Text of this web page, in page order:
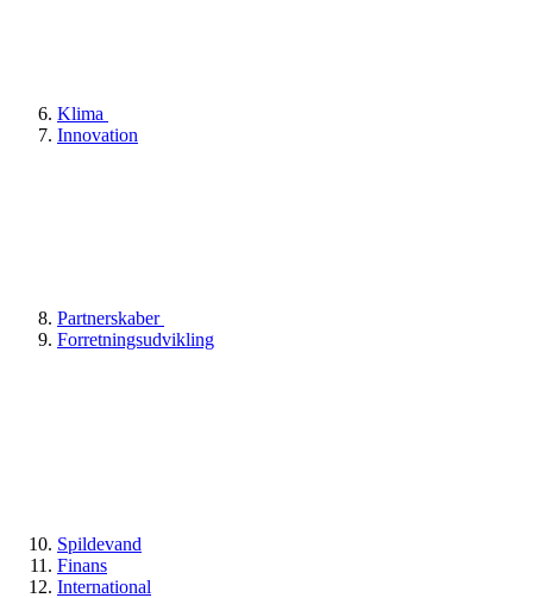
Klima
Innovation
Partnerskaber
Forretningsudvikling
Spildevand
Finans
International